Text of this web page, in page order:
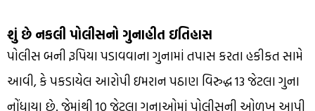
શું છે નકલી પોલીસનો ગુનાહીત ઇતિહાસ
પોલીસ બની રૂપિયા પડાવવાના ગુનામાં તપાસ કરતા હકીકત સામે
આવી, કે પકડાયેલ આરોપી ઇમરાન પઠાણ વિરુદ્ધ 13 જેટલા ગુના
નોંધાયા છે. જેમાંથી 10 જેટલા ગુનાઓમાં પોલીસની ઓળખ આપી